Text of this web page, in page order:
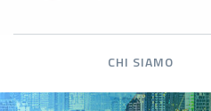
CHI SIAMO